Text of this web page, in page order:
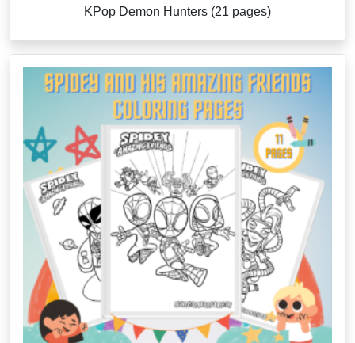
KPop Demon Hunters (21 pages)